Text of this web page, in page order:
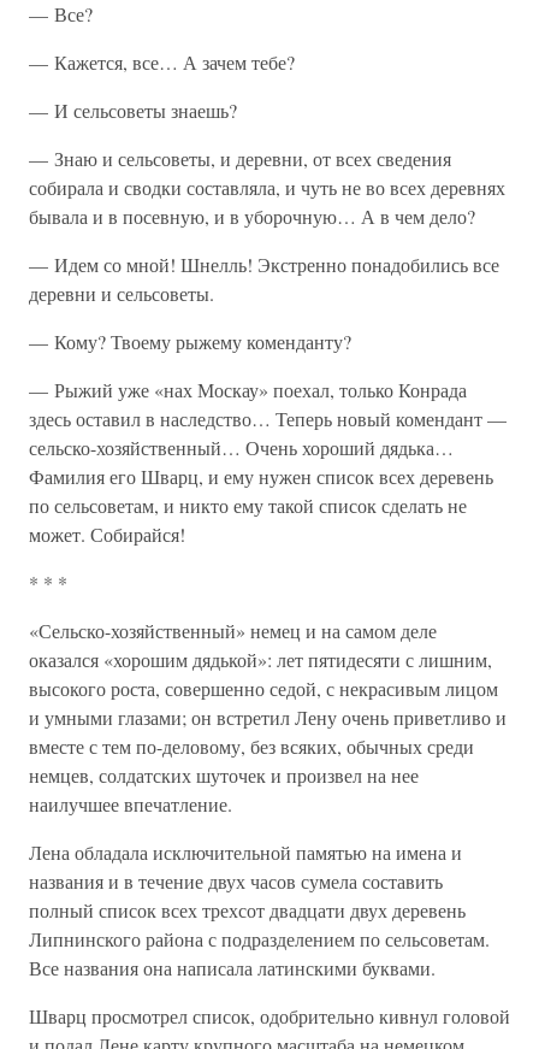
— Все?
— Кажется, все… А зачем тебе?
— И сельсоветы знаешь?
— Знаю и сельсоветы, и деревни, от всех сведения
собирала и сводки составляла, и чуть не во всех деревнях
бывала и в посевную, и в уборочную… А в чем дело?
— Идем со мной! Шнелль! Экстренно понадобились все
деревни и сельсоветы.
— Кому? Твоему рыжему коменданту?
— Рыжий уже «нах Москау» поехал, только Конрада
здесь оставил в наследство… Теперь новый комендант —
сельско-хозяйственный… Очень хороший дядька…
Фамилия его Шварц, и ему нужен список всех деревень
по сельсоветам, и никто ему такой список сделать не
может. Собирайся!
* * *
«Сельско-хозяйственный» немец и на самом деле
оказался «хорошим дядькой»: лет пятидесяти с лишним,
высокого роста, совершенно седой, с некрасивым лицом
и умными глазами; он встретил Лену очень приветливо и
вместе с тем по-деловому, без всяких, обычных среди
немцев, солдатских шуточек и произвел на нее
наилучшее впечатление.
Лена обладала исключительной памятью на имена и
названия и в течение двух часов сумела составить
полный список всех трехсот двадцати двух деревень
Липнинского района с подразделением по сельсоветам.
Все названия она написала латинскими буквами.
Шварц просмотрел список, одобрительно кивнул головой